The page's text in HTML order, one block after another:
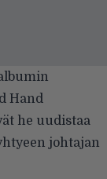
Hand
he uudistaa
johtajan